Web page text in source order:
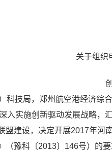
关于组织
科技局，郑州航空港经济综
实施创新驱动发展战略，汇
盟建设，决定开展2017年河
（豫科〔2013〕146号）的要